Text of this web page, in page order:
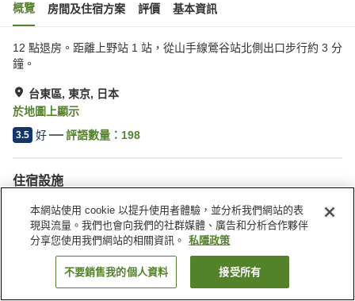
概覽 房間及住宿方案 評價 基本資訊
12 點退房。距離上野站 1 站，從山手線鶯谷站北側出口步行約 3 分
鐘。
台東區, 東京, 日本
於地圖上顯示
3.5 好 評語數量： 198
住宿設施
停車場
水療/美容院
自動販賣機
收費洗衣房
找客房
本網站使用 cookie 以提升使用者體驗，並分析我們網站的表
現與流量。我們也會向我們的社群媒體、廣告和分析合作夥伴
分享您使用我們網站的相關資訊。
私隱政策
不要銷售我的個人資料 接受所有